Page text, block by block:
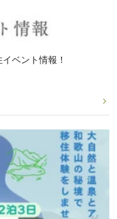
ベント情報！